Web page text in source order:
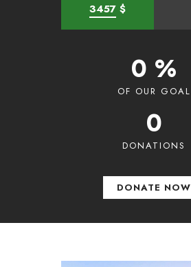
3457 $
0 %
OF OUR GOAL
0
DONATIONS
DONATE NOW